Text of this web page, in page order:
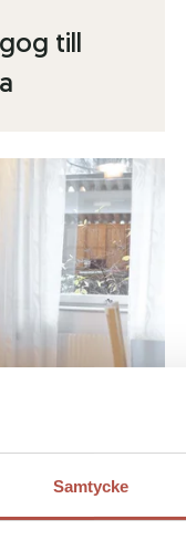
Samtycke
till